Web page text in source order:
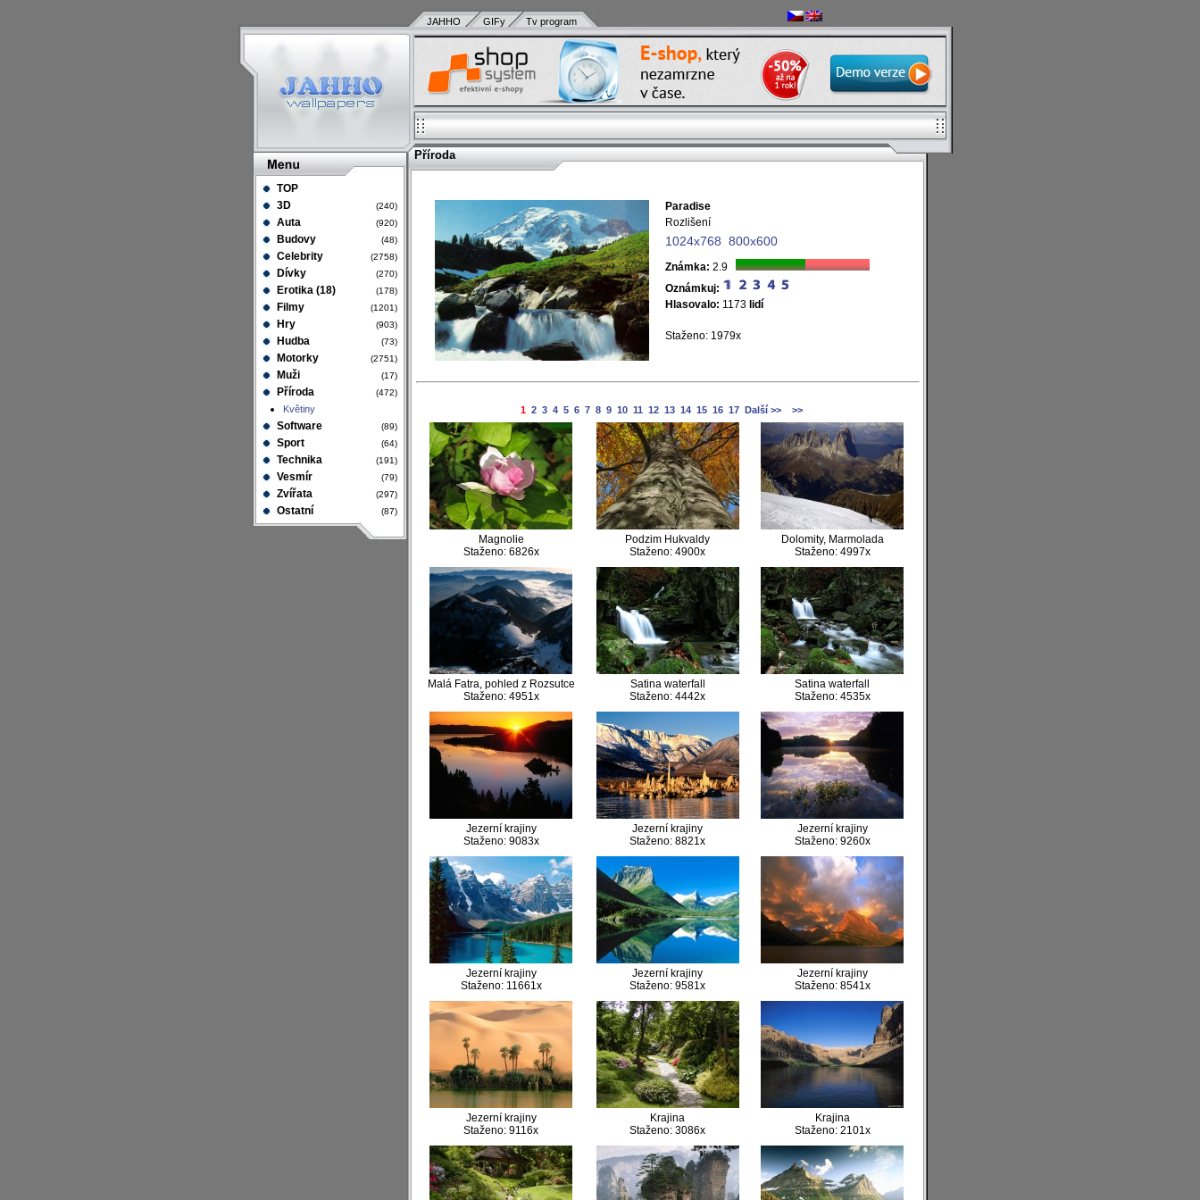
TOP
3D
(240)
Auta (920)
Budovy (48)
Celebrity (2758)
Dívky (270)
Erotika (18) (178)
Filmy (1201)
Hry (903)
Hudba (73)
Motorky (2751)
Muži (17)
Příroda (472)
Květiny
Software (89)
Sport (64)
Technika (191)
Vesmír (79)
Zvířata (297)
Ostatní (87)
JAHHO GIFy Tv program
Příroda
Paradise
Rozlišení
1024x768 800x600
Známka: 2.9
Oznámkuj:
Hlasovalo: 1173 lidí
Staženo: 1979x
1 2 3 4 5 6 7 8 9 10 11 12 13 14 15 16 17 Další >> >>
Magnolie
Staženo: 6826x
Podzim Hukvaldy
Staženo: 4900x
Dolomity, Marmolada
Staženo: 4997x
Malá Fatra, pohled z Rozsutce
Staženo: 4951x
Satina waterfall
Staženo: 4442x
Satina waterfall
Staženo: 4535x
Jezerní krajiny
Staženo: 9083x
Jezerní krajiny
Staženo: 8821x
Jezerní krajiny
Staženo: 9260x
Jezerní krajiny
Staženo: 11661x
Jezerní krajiny
Staženo: 9581x
Jezerní krajiny
Staženo: 8541x
Jezerní krajiny
Staženo: 9116x
Krajina
Staženo: 3086x
Krajina
Staženo: 2101x